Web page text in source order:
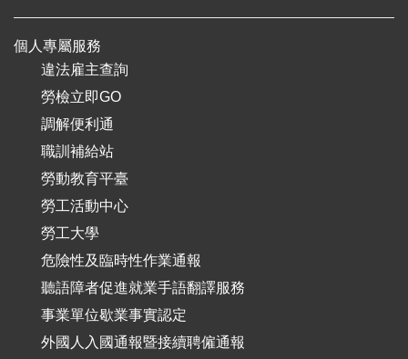
個人專屬服務
違法雇主查詢
勞檢立即GO
調解便利通
職訓補給站
勞動教育平臺
勞工活動中心
勞工大學
危險性及臨時性作業通報
聽語障者促進就業手語翻譯服務
事業單位歇業事實認定
外國人入國通報暨接續聘僱通報